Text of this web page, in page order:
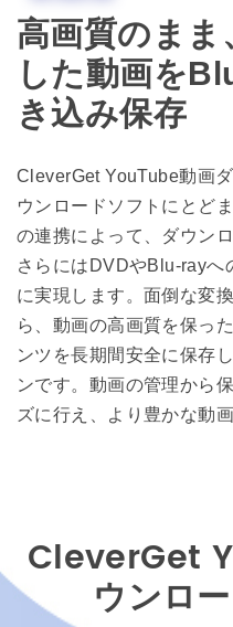
高画質のまま
した動画を
き込み保存
CleverGet YouTube動画
ウンロードソフトにとど
の連携によって、ダウン
さらにはDVDやBlu-rayへ
に実現します。面倒な変
ら、動画の高画質を保っ
ンツを長期間安全に保存
ンです。動画の管理から
ズに行え、より豊かな動
CleverGet
ウンロ